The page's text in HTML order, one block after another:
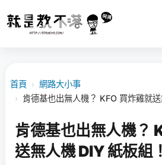
首頁 › 網路大小事
› 肯德基也出無人機？ KFO 買炸雞就
肯德基也出無人機？
送無人機 DIY 紙板組！